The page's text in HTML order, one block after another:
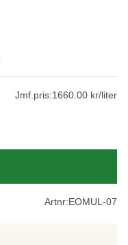
Jmf.pris:1660.00 kr/liter
Artnr:EOMUL-07